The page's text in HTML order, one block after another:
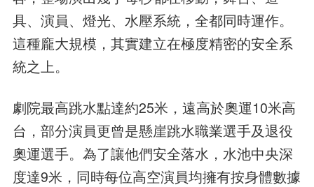
具、演員、燈光、水壓系統，全都同時運作。
這種龐大規模，其實建立在極度精密的安全系
統之上。
劇院最高跳水點達約25米，遠高於奧運10米高
台，部分演員更曾是懸崖跳水職業選手及退役
奧運選手。為了讓他們安全落水，水池中央深
度達9米，同時每位高空演員均擁有按身體數據